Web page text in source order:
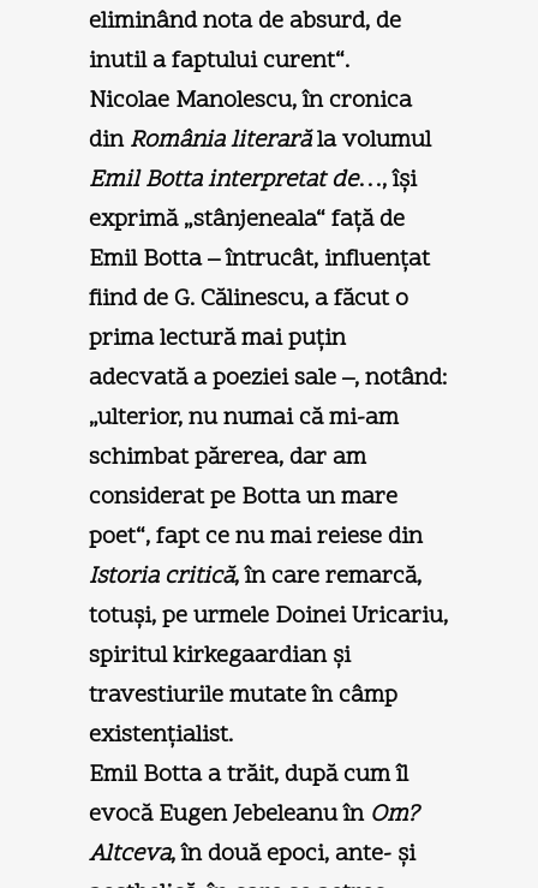
eliminând nota de absurd, de
inutil a faptului curent“.
Nicolae Manolescu, în cronica
dinRomânia literarăla volumul
Emil Botta interpretat de…, îşi
exprimă „stânjeneala“ faţă de
Emil Botta – întrucât, influenţat
fiind de G. Călinescu, a făcut o
prima lectură mai puţin
adecvată a poeziei sale –, notând:
„ulterior, nu numai că mi-am
schimbat părerea, dar am
considerat pe Botta un mare
poet“, fapt ce nu mai reiese din
Istoria critică, în care remarcă,
totuşi, pe urmele Doinei Uricariu,
spiritul kirkegaardian şi
travestiurile mutate în câmp
existenţialist.
Emil Botta a trăit, după cum îl
evocă Eugen Jebeleanu în Om?
Altceva, în două epoci, ante- şi